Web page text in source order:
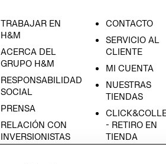
TRABAJAR EN
H&M
ACERCA DEL
GRUPO H&M
RESPONSABILIDAD
SOCIAL
PRENSA
RELACIÓN CON
INVERSIONISTAS
CONTACTO
SERVICIO AL
CLIENTE
MI CUENTA
NUESTRAS
TIENDAS
- RETIRO EN
TIENDA